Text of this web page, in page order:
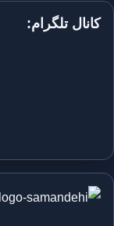
کانال تلگرام: